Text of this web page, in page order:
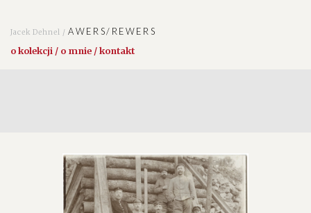
Jacek Dehnel /AWERS/REWERS
o kolekcji / o mnie / kontakt